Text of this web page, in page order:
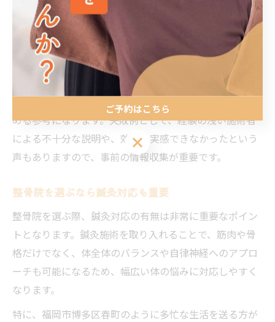
の高さを判断するポイントです。例えば、慢性的な肩こ
りや腰痛、美容鍼灸など症状ごとに適した施術プランを
提案してくれる院は信頼できます。
さらに、利用者の口コミや評価、実際に施術を受けた方
の体験談を確認することで、鍼灸施術の質や効果を見極
める参考になります。失敗例として、経験の浅い施術者
による不十分な説明や、効果を実感できなかったという
声もありますので、事前の情報収集が重要です。
整骨院を選ぶなら鍼灸対応も重要
整骨院を選ぶ際、鍼灸対応の有無は非常に重要なポイン
トとなります。鍼灸施術を取り入れることで、筋肉や骨
格だけでなく、体全体のバランスや自律神経へのアプロ
ーチも可能になるため、幅広い体の悩みに対応しやすく
なります。
特に、福岡市博多区春町のように多忙な生活を送る方が
ご予約はこちら
ご予約はこちら